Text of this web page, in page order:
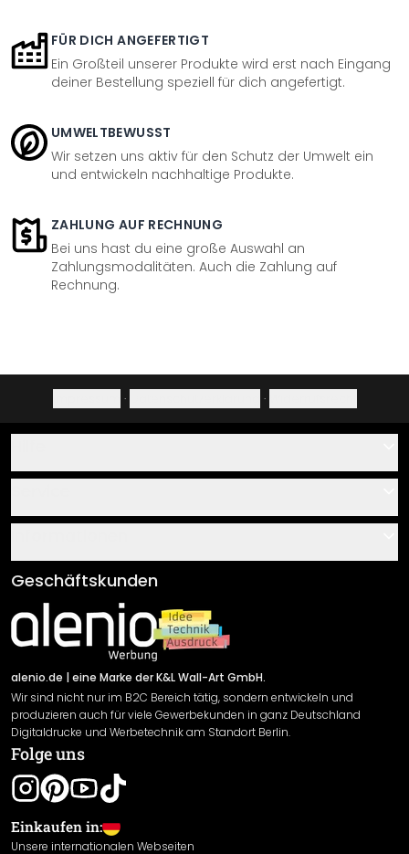
FÜR DICH ANGEFERTIGT
Ein Großteil unserer Produkte wird erst nach Eingang
deiner Bestellung speziell für dich angefertigt.
UMWELTBEWUSST
Wir setzen uns aktiv für den Schutz der Umwelt ein
und entwickeln nachhaltige Produkte.
ZAHLUNG AUF RECHNUNG
Bei uns hast du eine große Auswahl an
Zahlungsmodalitäten. Auch die Zahlung auf
Rechnung.
· ·
Über uns
Klebe- und Montageanleitungen
Newsletter An-/Abmeldung
Sendungsverfolgung
AGB
Impressum
Versand & Zahlung
Rücksendung
Widerrufsrecht
Datenschutzerklärung
Gewährleistung
Leistungserklärung / CE-Zeichen
Cookie Einstellungen
Geschäftskunden
alenio.de | eine Marke der K&L Wall-Art GmbH.
Wir sind nicht nur im B2C Bereich tätig, sondern entwickeln und
produzieren auch für viele Gewerbekunden in ganz Deutschland
Digitaldrucke und Werbetechnik am Standort Berlin.
Folge uns
Einkaufen in:
Unsere internationalen Webseiten